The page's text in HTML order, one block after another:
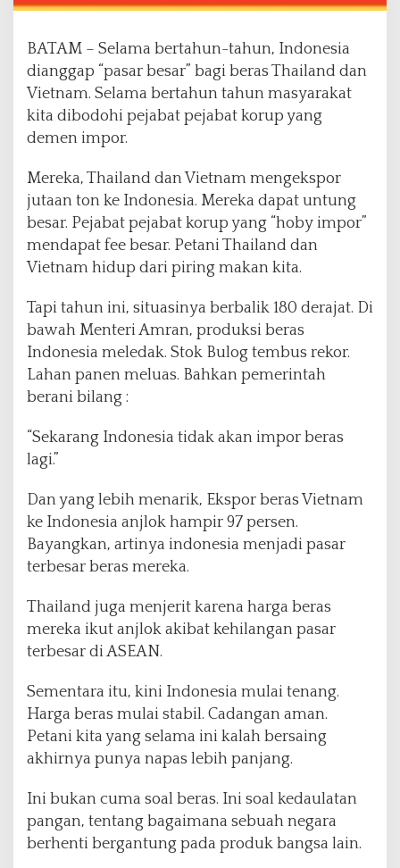
K
l
a
k
D
p
a
k
i
I
n
e
a
s
m
B
e
r
h
n
t
I
m
o
r
BATAM – Selama bertahun-tahun, Indonesia
dianggap “pasar besar” bagi beras Thailand dan
Vietnam. Selama bertahun tahun masyarakat
kita dibodohi pejabat pejabat korup yang
demen impor.
Mereka, Thailand dan Vietnam mengekspor
jutaan ton ke Indonesia. Mereka dapat untung
besar. Pejabat pejabat korup yang “hoby impor”
mendapat fee besar. Petani Thailand dan
Vietnam hidup dari piring makan kita.
Tapi tahun ini, situasinya berbalik 180 derajat. Di
bawah Menteri Amran, produksi beras
Indonesia meledak. Stok Bulog tembus rekor.
Lahan panen meluas. Bahkan pemerintah
berani bilang :
“Sekarang Indonesia tidak akan impor beras
lagi.”
Dan yang lebih menarik, Ekspor beras Vietnam
ke Indonesia anjlok hampir 97 persen.
Bayangkan, artinya indonesia menjadi pasar
terbesar beras mereka.
Thailand juga menjerit karena harga beras
mereka ikut anjlok akibat kehilangan pasar
terbesar di ASEAN.
Sementara itu, kini Indonesia mulai tenang.
Harga beras mulai stabil. Cadangan aman.
Petani kita yang selama ini kalah bersaing
akhirnya punya napas lebih panjang.
Ini bukan cuma soal beras. Ini soal kedaulatan
pangan, tentang bagaimana sebuah negara
berhenti bergantung pada produk bangsa lain.